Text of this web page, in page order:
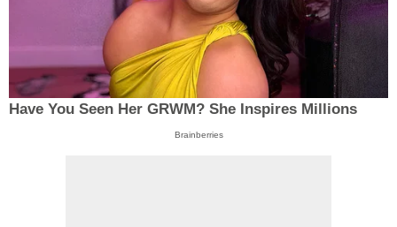
Have You Seen Her GRWM? She Inspires Millions
Brainberries